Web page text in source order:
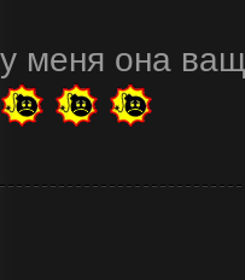
у меня она